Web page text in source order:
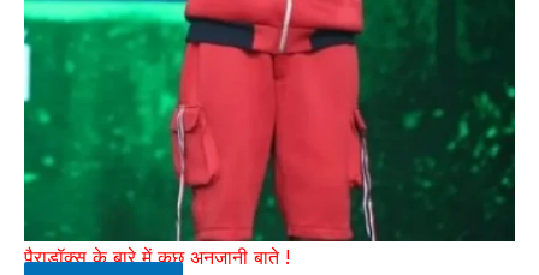
पैराडॉक्स के बारे में कुछ अनजानी बाते !